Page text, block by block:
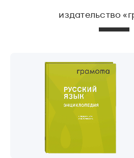
Молдован А. М.
Купить на маркетплейсах: